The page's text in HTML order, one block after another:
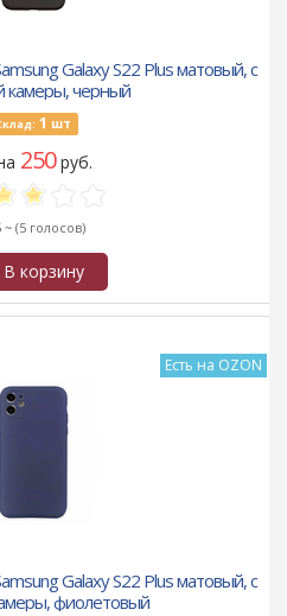
Galaxy S22 Plus матовый, с
камеры, черный
1 шт
250руб.
~ (5 голосов)
В корзину
Есть на OZON
Galaxy S22 Plus матовый, с
фиолетовый